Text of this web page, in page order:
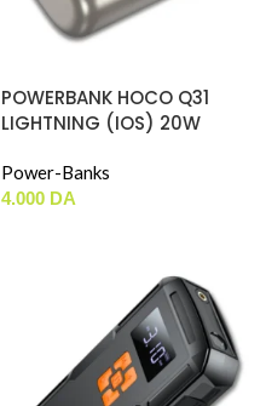
POWERBANK HOCO Q31
LIGHTNING (IOS) 20W
Power-Banks
4.000 DA